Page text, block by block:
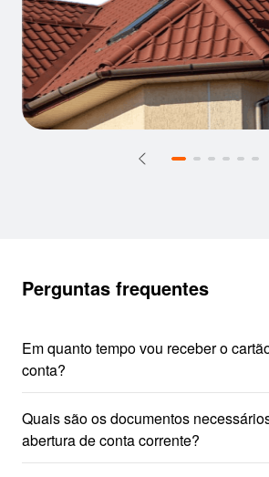
Perguntas frequentes
Em quanto tempo vou receber o
conta?
Quais são os documentos
abertura de conta corrente?